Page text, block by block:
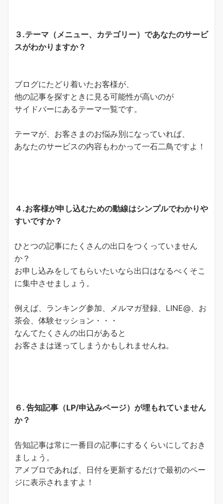
３.テーマ（メニュー、カテゴリー）であなたのサービ
スがわかりますか？
ブログにたどり着いたお客様が、
他の記事を探すときに見る可能性が高いのが
サイドバーにあるテーマ一覧です。
テーマが、お客さまのお悩み別になっていれば、
あなたのサービスの内容もわかって一石二鳥ですよ！
４.お客様が申し込むための動線はシンプルでわかりや
すいですか？
ひとつの記事にたくさんの出口をつくっていません
か？
お申し込みをしてもらいたいなら出口はなるべくそこ
に集中させましょう。
例えば、ランキング参加、メルマガ登録、LINE@、お
茶会、体験セッション・・・
なんてたくさんの出口があると
お客さまは迷ってしまうかもしれませんね。
６. 告知記事（LP/申込みページ）が埋もれていません
か？
告知記事は常に一番目の記事にするくらいにしておき
ましょう。
アメブロであれば、日付を更新するだけで最初のペー
ジに表示されますよ！